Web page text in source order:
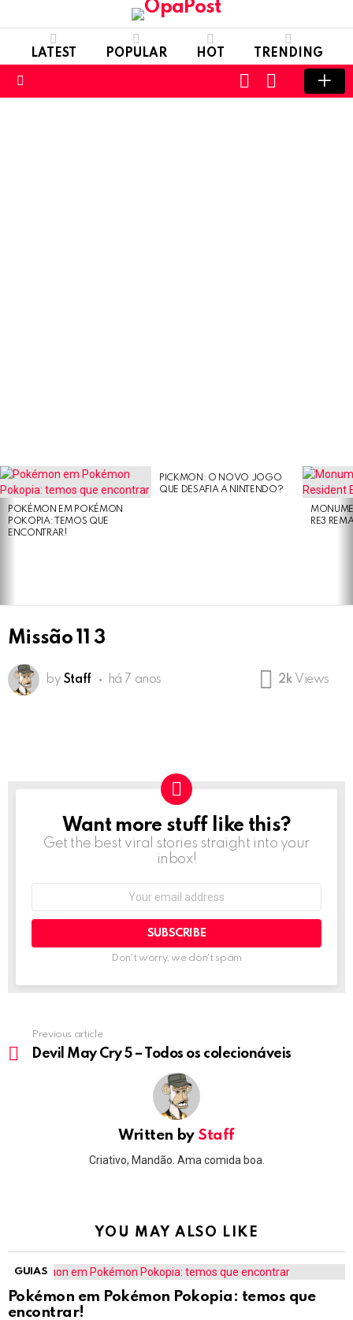
LATEST POPULAR HOT TRENDING
SWITCH
SKIN
LOGIN
LATEST
STORIES
POKÉMON EM POKÉMON
POKOPIA: TEMOS QUE
ENCONTRAR!
PICKMON: O NOVO JOGO
QUE DESAFIA A NINTENDO?
RE3
Missão 11 3
by Staff há 7 anos 2k Views
NEWSLETTER
Want more stuff like this?
Get the best viral stories straight into your
inbox!
Don't worry, we don't spam
more
Previous article
Devil May Cry 5 – Todos os colecionáveis
Written by Staff
Criativo, Mandão. Ama comida boa.
YOU MAY ALSO LIKE
GUIAS
Pokémon em Pokémon Pokopia: temos que
encontrar!